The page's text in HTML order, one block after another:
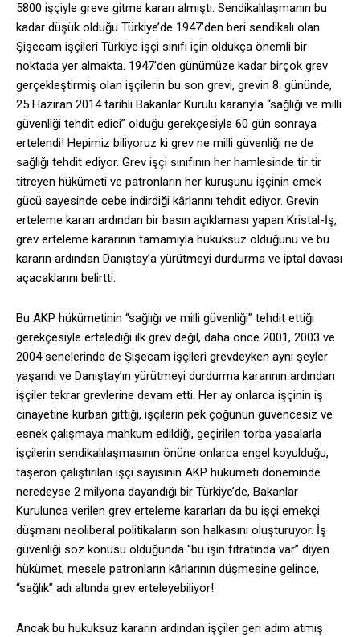
5800 işçiyle greve gitme kararı almıştı. Sendikalılaşmanın bu
kadar düşük olduğu Türkiye’de 1947’den beri sendikalı olan
Şişecam işçileri Türkiye işçi sınıfı için oldukça önemli bir
noktada yer almakta. 1947’den günümüze kadar birçok grev
gerçekleştirmiş olan işçilerin bu son grevi, grevin 8. gününde,
25 Haziran 2014 tarihli Bakanlar Kurulu kararıyla “sağlığı ve milli
güvenliği tehdit edici” olduğu gerekçesiyle 60 gün sonraya
ertelendi! Hepimiz biliyoruz ki grev ne milli güvenliği ne de
sağlığı tehdit ediyor. Grev işçi sınıfının her hamlesinde tir tir
titreyen hükümeti ve patronların her kuruşunu işçinin emek
gücü sayesinde cebe indirdiği kârlarını tehdit ediyor. Grevin
erteleme kararı ardından bir basın açıklaması yapan Kristal-İş,
grev erteleme kararının tamamıyla hukuksuz olduğunu ve bu
kararın ardından Danıştay’a yürütmeyi durdurma ve iptal davası
açacaklarını belirtti.
Bu AKP hükümetinin “sağlığı ve milli güvenliği” tehdit ettiği
gerekçesiyle ertelediği ilk grev değil, daha önce 2001, 2003 ve
2004 senelerinde de Şişecam işçileri grevdeyken aynı şeyler
yaşandı ve Danıştay’ın yürütmeyi durdurma kararının ardından
işçiler tekrar grevlerine devam etti. Her ay onlarca işçinin iş
cinayetine kurban gittiği, işçilerin pek çoğunun güvencesiz ve
esnek çalışmaya mahkum edildiği, geçirilen torba yasalarla
işçilerin sendikalılaşmasının önüne onlarca engel koyulduğu,
taşeron çalıştırılan işçi sayısının AKP hükümeti döneminde
neredeyse 2 milyona dayandığı bir Türkiye’de, Bakanlar
Kurulunca verilen grev erteleme kararları da bu işçi emekçi
düşmanı neoliberal politikaların son halkasını oluşturuyor. İş
güvenliği söz konusu olduğunda “bu işin fıtratında var” diyen
hükümet, mesele patronların kârlarının düşmesine gelince,
“sağlık” adı altında grev erteleyebiliyor!
Ancak bu hukuksuz kararın ardından işçiler geri adım atmış